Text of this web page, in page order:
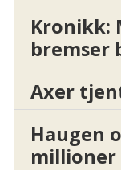
Kronikk:
bremser
Axer
Haugen
millioner